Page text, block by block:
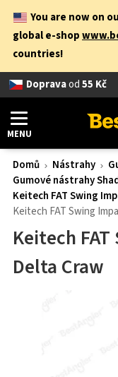
You are now on
global e-shop
countries!
Dopravaod55 Kč
MENU
Domů Nástrahy
Gumové nástrahy
Keitech FAT Swing
Keitech FAT Swing
Keitech
Delta Craw